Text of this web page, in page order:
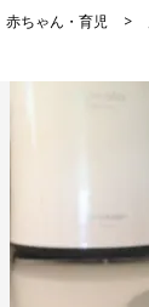
赤ちゃん・育児